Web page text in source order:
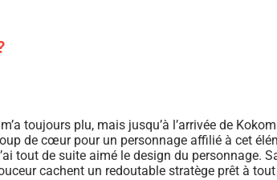
toujours plu, mais jusqu’à l’arrivée de
de cœur pour un personnage affilié à cet
tout de suite aimé le design du personnage.
cachent un redoutable stratège prêt à